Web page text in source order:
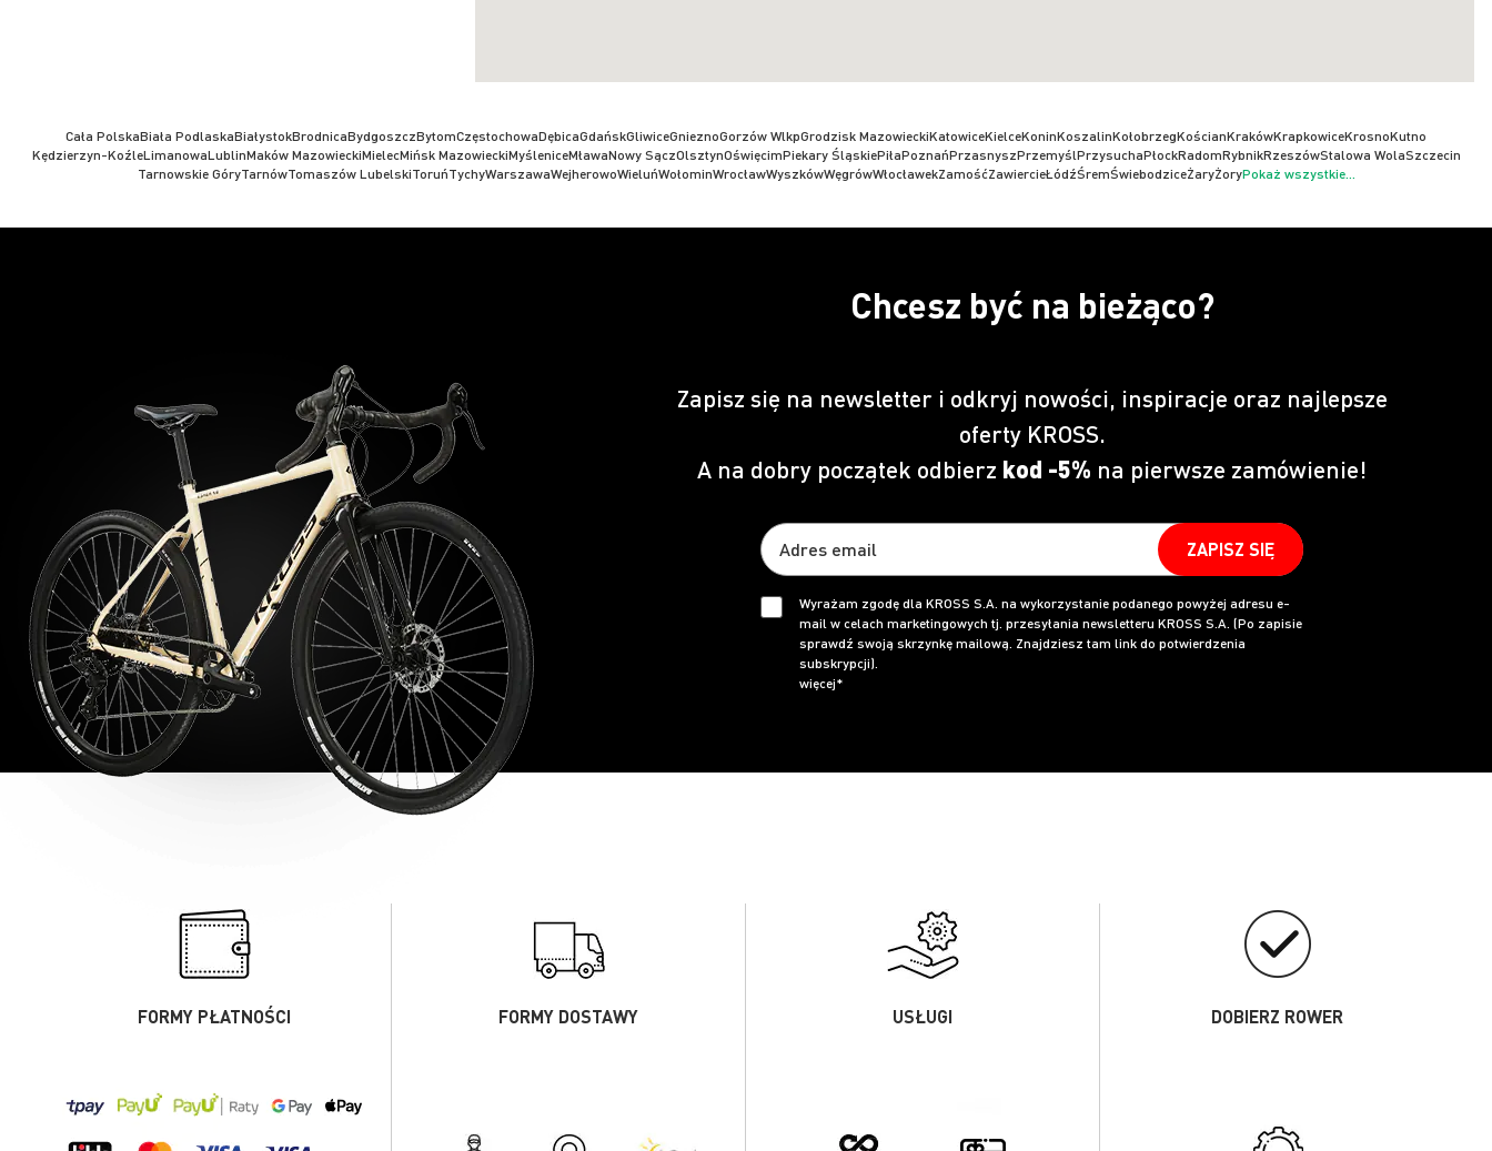
Cała PolskaBiała PodlaskaBiałystokBrodnicaBydgoszczBytomCzęstochowaDębicaGdańskGliwiceGnieznoGorzów WlkpGrodzisk MazowieckiKatowiceKielceKoninKoszalinKołobrzegKościanKrakówKrapkowiceKrosnoKutno
Kędzierzyn-KoźleLimanowaLublinMaków MazowieckiMielecMińsk MazowieckiMyśleniceMławaNowy SączOlsztynOświęcimPiekary ŚląskiePiłaPoznańPrzasnyszPrzemyślPrzysuchaPłockRadomRybnikRzeszówStalowa WolaSzczecin
Tarnowskie GóryTarnówTomaszów LubelskiToruńTychyWarszawaWejherowoWieluńWołominWrocławWyszkówWęgrówWłocławekZamośćZawiercieŁódźŚremŚwiebodziceŻaryŻoryPokaż wszystkie...
Chcesz być na bieżąco?
Zapisz się na newsletter i odkryj nowości, inspiracje oraz najlepsze
oferty KROSS.
A na dobry początek odbierz kod -5% na pierwsze zamówienie!
ZAPISZ SIĘ
Wyrażam zgodę dla KROSS S.A. na wykorzystanie podanego powyżej adresu e-
mail w celach marketingowych tj. przesyłania newsletteru KROSS S.A. (Po zapisie
sprawdź swoją skrzynkę mailową. Znajdziesz tam link do potwierdzenia
subskrypcji).
więcej*
FORMY PŁATNOŚCI FORMY DOSTAWY USŁUGI DOBIERZ ROWER